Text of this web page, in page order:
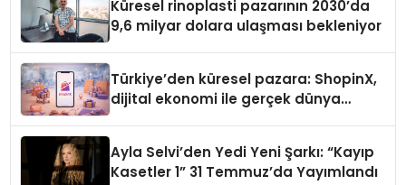
Küresel rinoplasti pazarının 2030’da
9,6 milyar dolara ulaşması bekleniyor
Türkiye’den küresel pazara: ShopinX,
dijital ekonomi ile gerçek dünya
Ayla Selvi’den Yedi Yeni Şarkı: “Kayıp
Kasetler 1” 31 Temmuz’da Yayımlandı